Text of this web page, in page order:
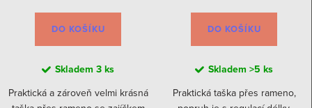
DO KOŠÍKU
Skladem 3 ks
Praktická a zároveň velmi krásná
DO KOŠÍKU
Skladem >5 ks
Praktická taška přes rameno,